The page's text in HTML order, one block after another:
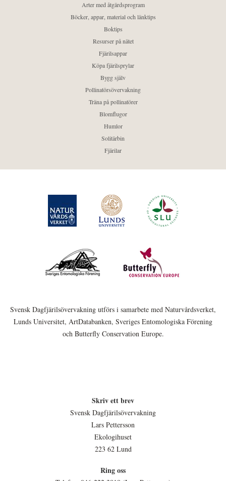
Arter med åtgärdsprogram
Böcker, appar, material och länktips
Boktips
Resurser på nätet
Fjärilsappar
Köpa fjärilsprylar
Bygg själv
Pollinatörsövervakning
Träna på pollinatörer
Blomflugor
Humlor
Solitärbin
Fjärilar
Svensk Dagfjärilsövervakning utförs i samarbete med Naturvårdsverket,
Lunds Universitet, ArtDatabanken, Sveriges Entomologiska Förening
och Butterfly Conservation Europe.
Skriv ett brev
Svensk Dagfjärilsövervakning
Lars Pettersson
Ekologihuset
223 62 Lund
Ring oss